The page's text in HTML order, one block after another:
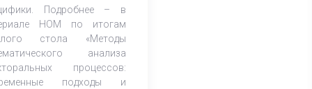
Подробнее – в
НОМ по итогам
стола «Методы
анализа
процессов:
подходы и